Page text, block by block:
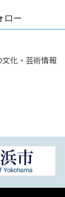
ロー
化・芸術情報